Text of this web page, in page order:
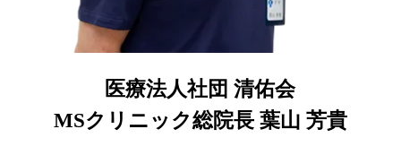
医療法人社団 清佑会
MSクリニック総院長 葉山 芳貴